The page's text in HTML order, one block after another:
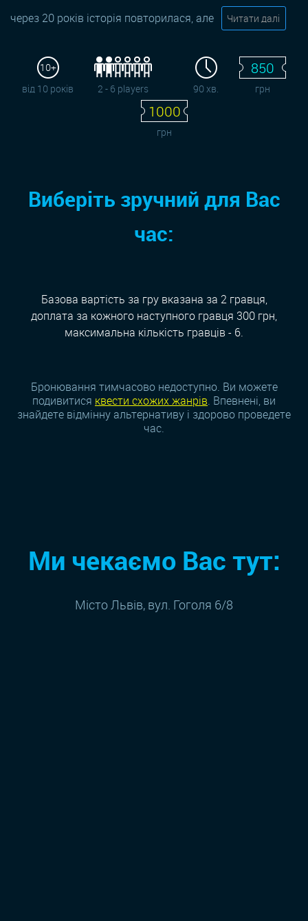
через 20 років історія повторилася, але
Читати далі
10+
від 10 років
2 - 6 players 90 хв.
850
грн
1000
грн
Виберіть зручний для Вас
час:
Базова вартість за гру вказана за 2 гравця,
доплата за кожного наступного гравця 300 грн,
максимальна кількість гравців - 6.
Бронювання тимчасово недоступно. Ви можете
подивитися квести схожих жанрiв. Впевнені, ви
знайдете відмінну альтернативу і здорово проведете
час.
Ми чекаємо Вас тут:
Місто Львів, вул. Гоголя 6/8